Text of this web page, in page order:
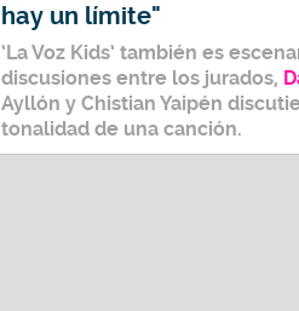
hay un límite"
‘La Voz Kids’ también es
discusiones entre los jurados,
Ayllón y Chistian Yaipén
tonalidad de una canción.